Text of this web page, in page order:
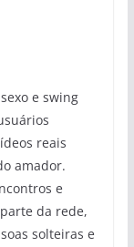
e swing
reais
amador.
e
da rede,
solteiras e